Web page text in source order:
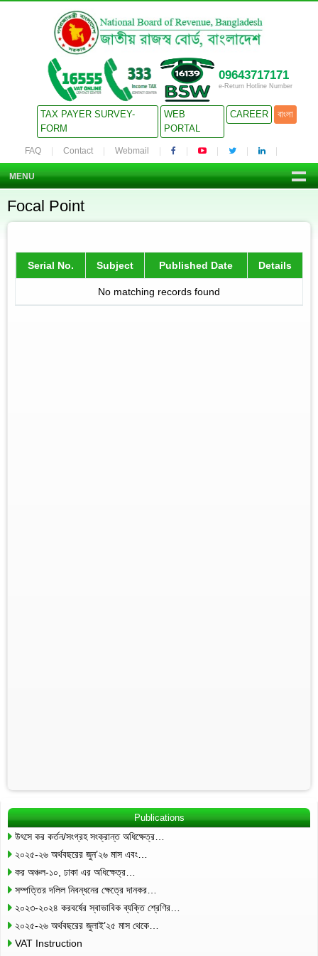
09643717171
e-Return Hotline Number
TAX PAYER SURVEY-
FORM
WEB
PORTAL
CAREER বাংলা
FAQ Contact Webmail
MENU
Focal Point
Serial No. Subject Published Date Details
No matching records found
Publications
উৎসে কর কর্তন/সংগ্রহ সংক্রান্ত অধিক্ষেত্র…
২০২৫-২৬ অর্থবছরের জুন’২৬ মাস এবং…
কর অঞ্চল-১০, ঢাকা এর অধিক্ষেত্র…
সম্পত্তির দলিল নিবন্ধনের ক্ষেত্রে দানকর…
২০২৩-২০২৪ করবর্ষের স্বাভাবিক ব্যক্তি শ্রেণির…
২০২৫-২৬ অর্থবছরের জুলাই’২৫ মাস থেকে…
VAT Instruction